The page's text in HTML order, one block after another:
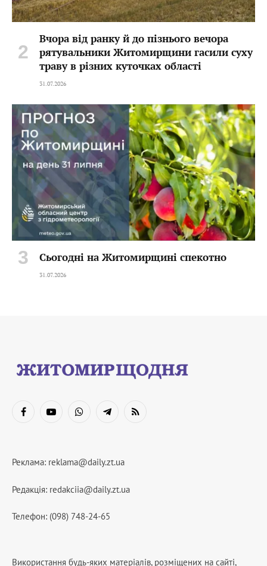
Вчора від ранку й до пізнього вечора
рятувальники Житомирщини гасили суху
траву в різних куточках області
31.07.2026
Сьогодні на Житомирщині спекотно
31.07.2026
FacebookYouTubeWhatsAppTelegramRSS
Реклама: reklama@daily.zt.ua
Редакція: redakciia@daily.zt.ua
Телефон: (098) 748-24-65
Використання будь-яких матеріалів, розміщених на сайті,